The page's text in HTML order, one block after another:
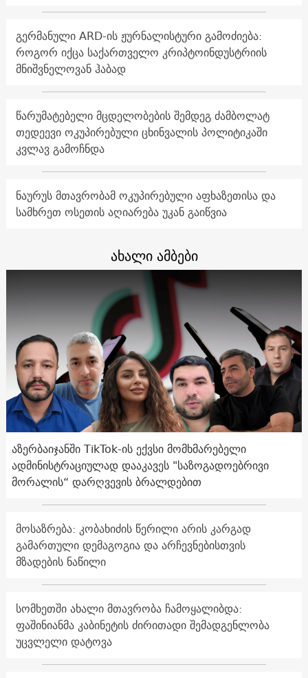
გერმანული ARD-ის ჟურნალისტური გამოძიება:
როგორ იქცა საქართველო კრიპტოინდუსტრიის
მნიშვნელოვან ჰაბად
წარუმატებელი მცდელობების შემდეგ ძამბოლატ
თედეევი ოკუპირებული ცხინვალის პოლიტიკაში
კვლავ გამოჩნდა
ნაურუს მთავრობამ ოკუპირებული აფხაზეთისა და
სამხრეთ ოსეთის აღიარება უკან გაიწვია
ახალი ამბები
აზერბაიჯანში TikTok-ის ექვსი მომხმარებელი
ადმინისტრაციულად დააკავეს "საზოგადოებრივი
მორალის“ დარღვევის ბრალდებით
მოსაზრება: კობახიძის წერილი არის კარგად
გამართული დემაგოგია და არჩევნებისთვის
მზადების ნაწილი
სომხეთში ახალი მთავრობა ჩამოყალიბდა:
ფაშინიანმა კაბინეტის ძირითადი შემადგენლობა
უცვლელი დატოვა